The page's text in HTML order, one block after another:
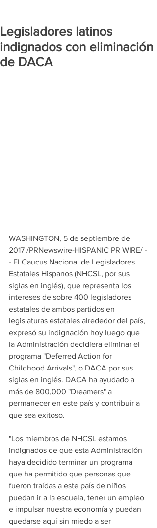
Legisladores latinos
indignados con eliminación
de DACA
WASHINGTON, 5 de septiembre de
2017 /PRNewswire-HISPANIC PR WIRE/ -
- El Caucus Nacional de Legisladores
Estatales Hispanos (NHCSL, por sus
siglas en inglés), que representa los
intereses de sobre 400 legisladores
estatales de ambos partidos en
legislaturas estatales alrededor del país,
expresó su indignación hoy luego que
la Administración decidiera eliminar el
programa "Deferred Action for
Childhood Arrivals", o DACA por sus
siglas en inglés. DACA ha ayudado a
más de 800,000 "Dreamers" a
permanecer en este país y contribuir a
que sea exitoso.
"Los miembros de NHCSL estamos
indignados de que esta Administración
haya decidido terminar un programa
que ha permitido que personas que
fueron traídas a este país de niños
puedan ir a la escuela, tener un empleo
e impulsar nuestra economía y puedan
quedarse aquí sin miedo a ser